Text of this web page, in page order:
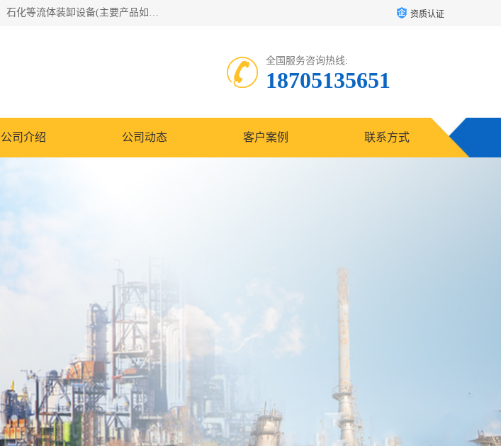
连云港众邦石化设备制造有限公司是一家鹤管厂家主营：鹤管、装车鹤管等，是致力于石油、石化等流体装卸设备(主要产品如鹤管、输油臂、脱缆钩等)的咨询、设计、制造、检测、安装指导、系统调试、维修维护等业务的公司。 资质认证
全国服务咨询热线:
18705135651
公司介绍 公司动态 客户案例 联系方式